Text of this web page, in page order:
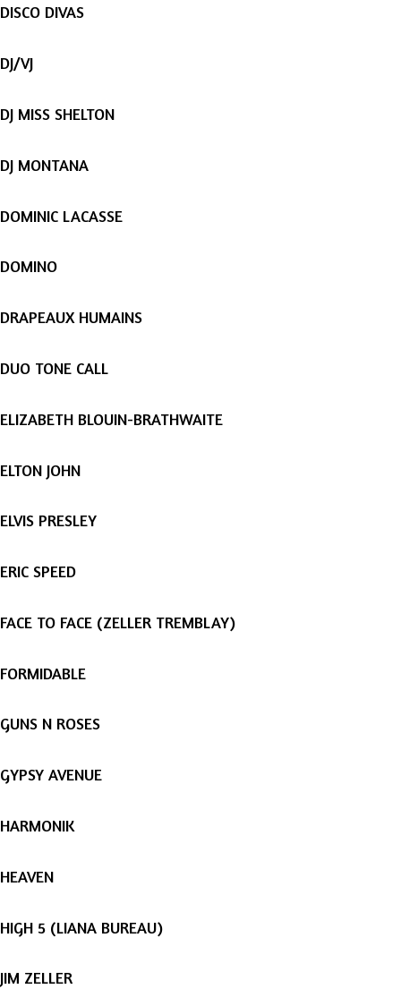
DISCO DIVAS
DJ/VJ
DJ MISS SHELTON
DJ MONTANA
DOMINIC LACASSE
DOMINO
DRAPEAUX HUMAINS
DUO TONE CALL
ELIZABETH BLOUIN-BRATHWAITE
ELTON JOHN
ELVIS PRESLEY
ERIC SPEED
FACE TO FACE (ZELLER TREMBLAY)
FORMIDABLE
GUNS N ROSES
GYPSY AVENUE
HARMONIK
HEAVEN
HIGH 5 (LIANA BUREAU)
JIM ZELLER